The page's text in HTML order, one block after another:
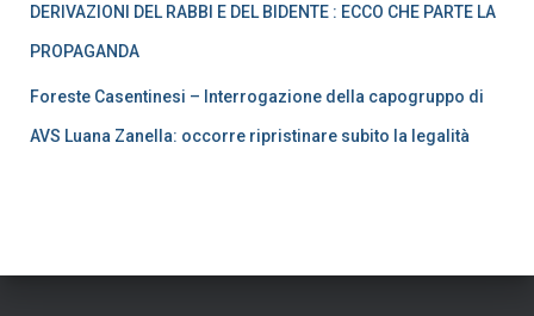
DERIVAZIONI DEL RABBI E DEL BIDENTE : ECCO CHE PARTE LA
PROPAGANDA
Foreste Casentinesi – Interrogazione della capogruppo di
AVS Luana Zanella: occorre ripristinare subito la legalità